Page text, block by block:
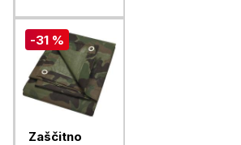
-31 %
Zaščitno